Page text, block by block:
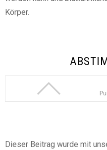
Körper.
Dieser Beitrag wurde mit